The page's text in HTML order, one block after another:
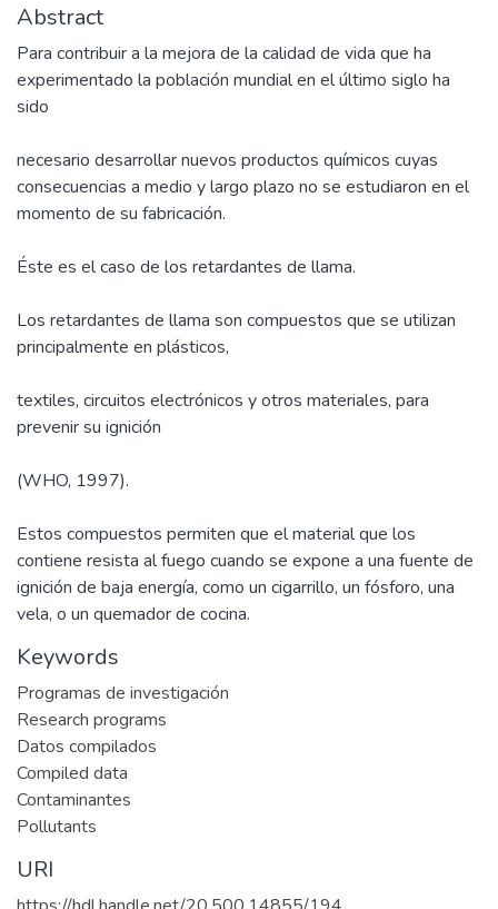
Abstract
Para contribuir a la mejora de la calidad de vida que ha
experimentado la población mundial en el último siglo ha
sido
necesario desarrollar nuevos productos químicos cuyas
consecuencias a medio y largo plazo no se estudiaron en el
momento de su fabricación.
Éste es el caso de los retardantes de llama.
Los retardantes de llama son compuestos que se utilizan
principalmente en plásticos,
textiles, circuitos electrónicos y otros materiales, para
prevenir su ignición
(WHO, 1997).
Estos compuestos permiten que el material que los
contiene resista al fuego cuando se expone a una fuente de
ignición de baja energía, como un cigarrillo, un fósforo, una
vela, o un quemador de cocina.
Keywords
Programas de investigación
Research programs
Datos compilados
Compiled data
Contaminantes
Pollutants
URI